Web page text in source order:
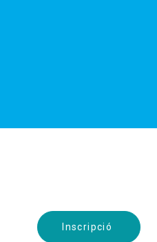
Inscripció